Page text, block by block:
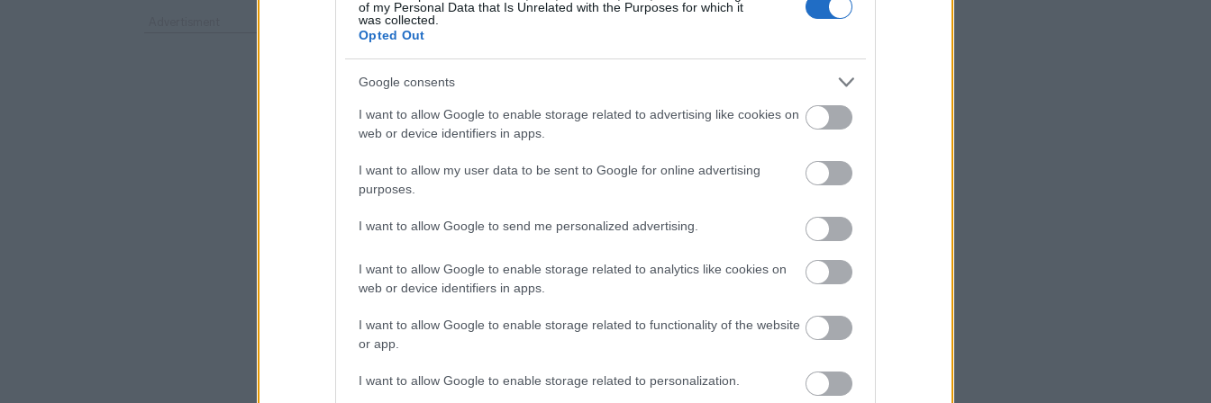
of my Personal Data that Is Unrelated with the Purposes for which it
was collected.
Opted Out
Google consents
I want to allow Google to enable storage related to advertising like cookies on
web or device identifiers in apps.
I want to allow my user data to be sent to Google for online advertising
purposes.
I want to allow Google to send me personalized advertising.
I want to allow Google to enable storage related to analytics like cookies on
web or device identifiers in apps.
I want to allow Google to enable storage related to functionality of the website
or app.
I want to allow Google to enable storage related to personalization.
στα κέρδη προ φόρων
Fitch: Ο κίνδυνος διόρθωσης στην AI
απειλεί οικονομία και αγορές
ΗΠΑ-Ιράν
Αττική και Πρέβεζα για πρόκληση
πυρκαγιάς και παραβάσεις
Ιράν: Συμφώνησε με το Ομάν για τις
των Στενών του Ορμούζ
Flexopack: Από 7 Αυγούστου η
μετοχών